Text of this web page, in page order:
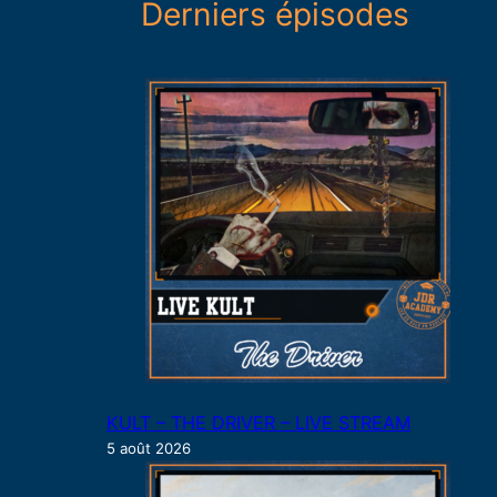
Derniers épisodes
KULT – THE DRIVER – LIVE STREAM
5 août 2026